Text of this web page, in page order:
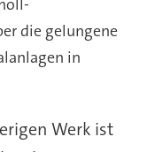
die gelungene
in
Werk ist